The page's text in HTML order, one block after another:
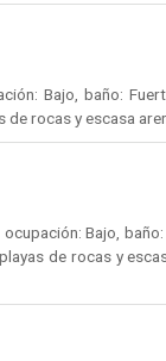
Bajo, baño:
rocas y escasa
Bajo,
de rocas y